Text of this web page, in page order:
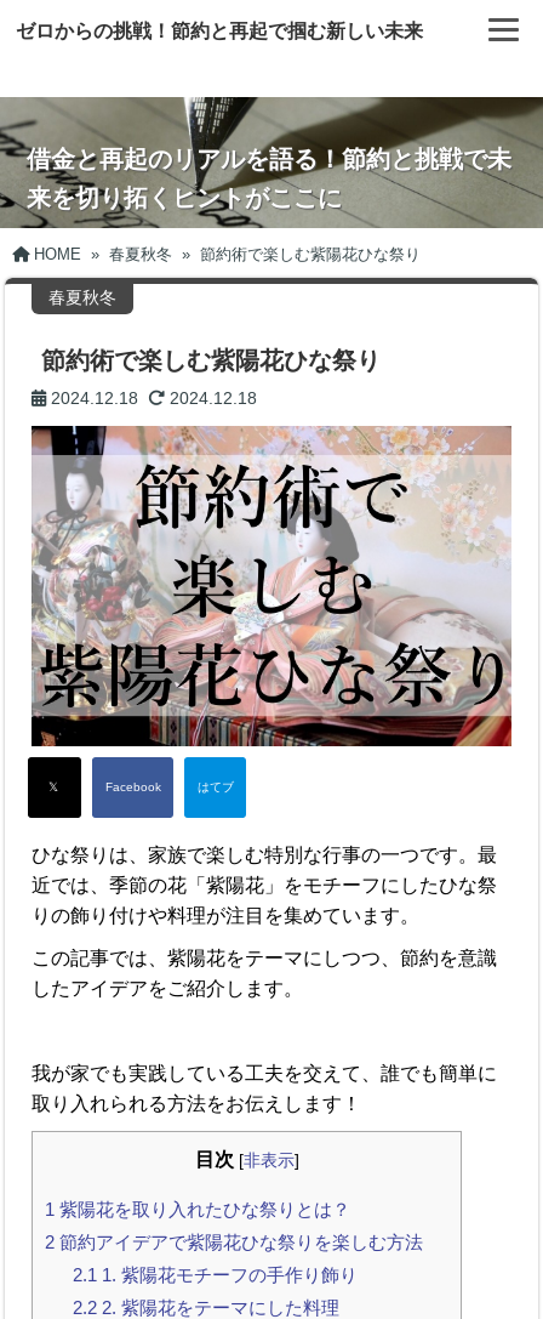
ゼロからの挑戦！節約と再起で掴む新しい未来
借金と再起のリアルを語る！節約と挑戦で未
来を切り拓くヒントがここに
HOME » 春夏秋冬 » 節約術で楽しむ紫陽花ひな祭り
春夏秋冬
節約術で楽しむ紫陽花ひな祭り
2024.12.18 2024.12.18
ひな祭りは、家族で楽しむ特別な行事の一つです。最
近では、季節の花「紫陽花」をモチーフにしたひな祭
りの飾り付けや料理が注目を集めています。
この記事では、紫陽花をテーマにしつつ、節約を意識
したアイデアをご紹介します。
我が家でも実践している工夫を交えて、誰でも簡単に
取り入れられる方法をお伝えします！
目次 [非表示]
1 紫陽花を取り入れたひな祭りとは？
2 節約アイデアで紫陽花ひな祭りを楽しむ方法
2.1 1. 紫陽花モチーフの手作り飾り
2.2 2. 紫陽花をテーマにした料理